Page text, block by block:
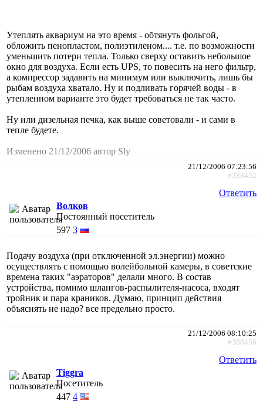
Утеплять аквариум на это время - обтянуть фольгой,
обложить пенопластом, полиэтиленом.... т.е. по возможности
уменьшить потери тепла. Только сверху оставить небольшое
окно для воздуха. Если есть UPS, то повесить на него фильтр,
а компрессор задавить на минимум или выключить, лишь бы
рыбам воздуха хватало. Ну и подливать горячей воды - в
утепленном варианте это будет требоваться не так часто.
Ну или дизельная печка, как выше советовали - и сами в
тепле будете.
Изменено 21/12/2006 автор Sly
21/12/2006 07:23:56
#388452
Ответить
Волков
Постоянный посетитель
597 3
Подачу воздуха (при отключенной эл.энергии) можно
осуществлять с помощью волейбольной камеры, в советские
времена таких "аэраторов" делали много. В состав
устройства, помимо шлангов-распылителя-насоса, входят
тройник и пара краников. Думаю, принцип действия
объяснять не надо? все предельно просто.
21/12/2006 08:10:25
#388456
Ответить
Tiggra
Посетитель
447 4